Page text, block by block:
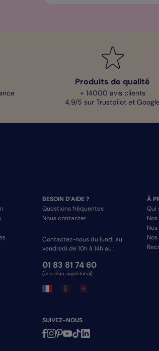
Produits de qualité
+ 14000 avis clients
4,9/5 sur Trustpilot et
BESOIN D’AIDE ?
Questions fréquentes
Nous contacter
Contactez-nous du lundi au
vendredi de 10h à 14h au :
01 83 81 74 60
(prix d'un appel local)
À
Qui
SUIVEZ-NOUS